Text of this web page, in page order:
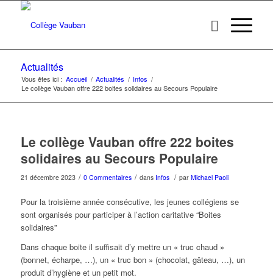
Actualités
Vous êtes ici : Accueil / Actualités / Infos /
Le collège Vauban offre 222 boites solidaires au Secours Populaire
Le collège Vauban offre 222 boites
solidaires au Secours Populaire
21 décembre 2023 / 0 Commentaires / dans Infos / par Michael Paoli
Pour la troisième année consécutive, les jeunes collégiens se
sont organisés pour participer à l’action caritative “Boites
solidaires”
Dans chaque boite il suffisait d’y mettre un « truc chaud »
(bonnet, écharpe, …), un « truc bon » (chocolat, gâteau, …), un
produit d’hygiène et un petit mot.